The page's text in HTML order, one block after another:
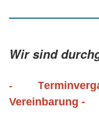
Wir sind
- T
Vereinbarung -